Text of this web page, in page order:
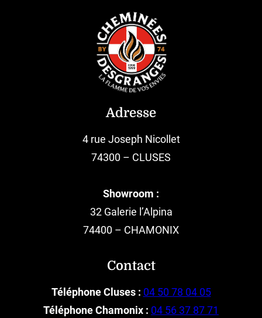
Adresse
4 rue Joseph Nicollet
74300 – CLUSES
Showroom :
32 Galerie l’Alpina
74400 – CHAMONIX
Contact
Téléphone Cluses : 04 50 78 04 05
Téléphone Chamonix : 04 56 37 87 71